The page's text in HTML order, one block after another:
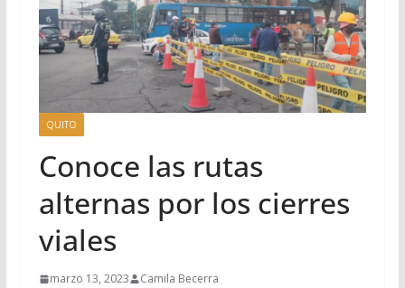
QUITO
Conoce las rutas
alternas por los cierres
viales
marzo 13, 2023 Camila Becerra